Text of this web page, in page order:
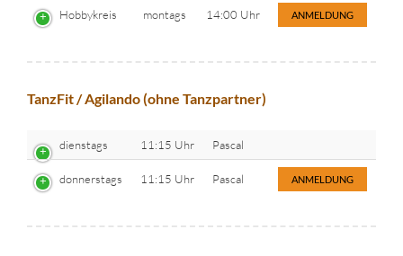
Hobbykreis montags 14:00 Uhr ANMELDUNG
TanzFit / Agilando (ohne Tanzpartner)
dienstags 11:15 Uhr Pascal
donnerstags 11:15 Uhr Pascal ANMELDUNG